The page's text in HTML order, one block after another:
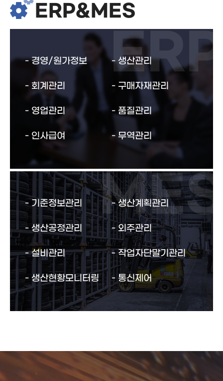
ERP&MES
경영/원가정보 생산관리
회계관리 구매자재관리
영업관리 품질관리
인사급여 무역관리
기준정보관리 생산계획관리
생산공정관리 외주관리
설비관리 작업자단말기관리
생산현황모니터링 통신제어